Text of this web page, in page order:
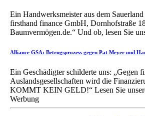
Ein Handwerksmeister aus dem
firsthand finance GmbH, Dornhofstraße
Baumvermögen.de.“ Und ob, lesen Sie
Alliance GSA: Betrugsprozess gegen Pat Meyer und
Ein Geschädigter schilderte uns: „Gegen
Auslandsgesellschaften wird die
KOMMT KEIN GELD!“ Lesen Sie
Werbung